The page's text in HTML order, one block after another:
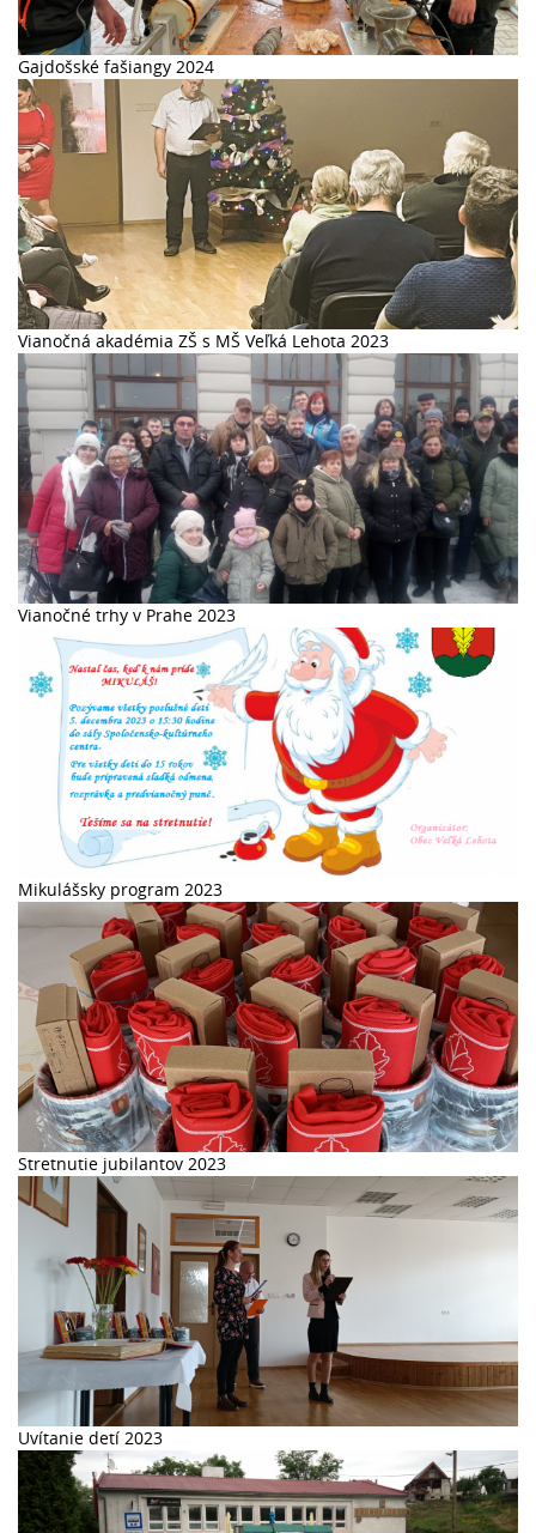
Gajdošské fašiangy 2024
Vianočná akadémia ZŠ s MŠ Veľká Lehota 2023
Vianočné trhy v Prahe 2023
Mikulášsky program 2023
Stretnutie jubilantov 2023
Uvítanie detí 2023